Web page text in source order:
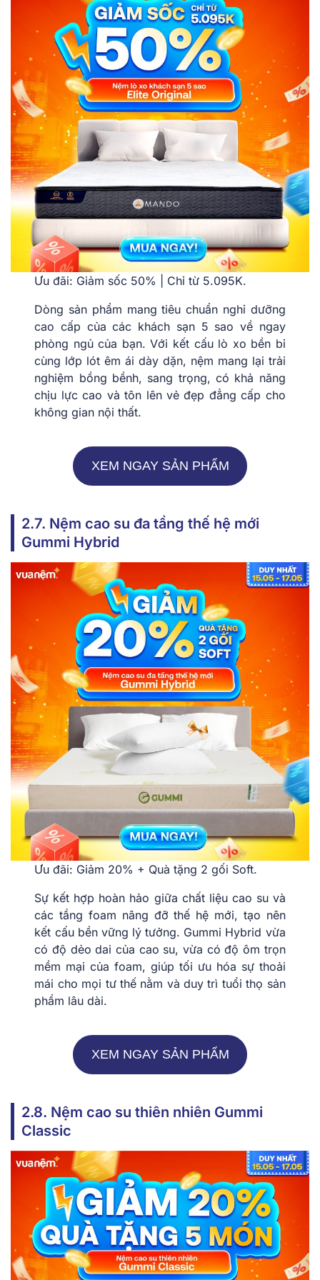
Ưu đãi: Giảm sốc 50% | Chỉ từ 5.095K.
Dòng sản phẩm mang tiêu chuẩn nghỉ dưỡng
cao cấp của các khách sạn 5 sao về ngay
phòng ngủ của bạn. Với kết cấu lò xo bền bỉ
cùng lớp lót êm ái dày dặn, nệm mang lại trải
nghiệm bồng bềnh, sang trọng, có khả năng
chịu lực cao và tôn lên vẻ đẹp đẳng cấp cho
không gian nội thất.
XEM NGAY SẢN PHẨM
2.7. Nệm cao su đa tầng thế hệ mới
Gummi Hybrid
Ưu đãi: Giảm 20% + Quà tặng 2 gối Soft.
Sự kết hợp hoàn hảo giữa chất liệu cao su và
các tầng foam nâng đỡ thế hệ mới, tạo nên
kết cấu bền vững lý tưởng. Gummi Hybrid vừa
có độ dẻo dai của cao su, vừa có độ ôm trọn
mềm mại của foam, giúp tối ưu hóa sự thoải
mái cho mọi tư thế nằm và duy trì tuổi thọ sản
phẩm lâu dài.
XEM NGAY SẢN PHẨM
2.8. Nệm cao su thiên nhiên Gummi
Classic